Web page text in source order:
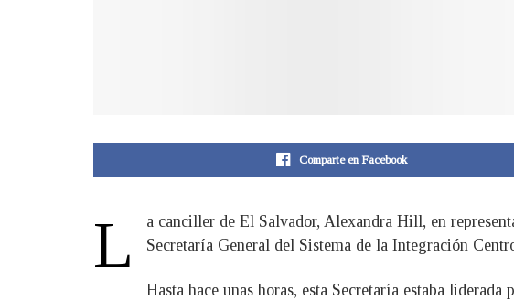
Comparte en Facebook
L
a canciller de El Salvador, Alexandra Hill, en
Secretaría General del Sistema de la Integración
Hasta hace unas horas, esta Secretaría estaba